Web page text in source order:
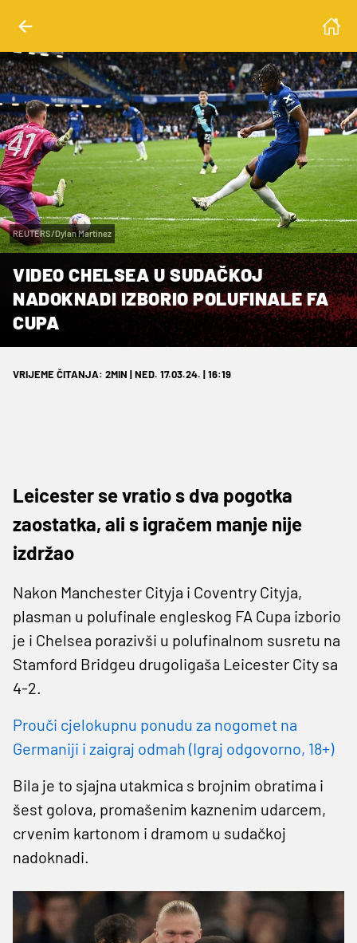
REUTERS/Dylan Martinez
VIDEO CHELSEA U SUDAČKOJ
NADOKNADI IZBORIO POLUFINALE FA
CUPA
VRIJEME ČITANJA: 2MIN | NED. 17.03.24. | 16:19
Leicester se vratio s dva pogotka
zaostatka, ali s igračem manje nije
izdržao
Nakon Manchester Cityja i Coventry Cityja,
plasman u polufinale engleskog FA Cupa izborio
je i Chelsea porazivši u polufinalnom susretu na
Stamford Bridgeu drugoligaša Leicester City sa
4-2.
Prouči cjelokupnu ponudu za nogomet na
Germaniji i zaigraj odmah (Igraj odgovorno, 18+)
Bila je to sjajna utakmica s brojnim obratima i
šest golova, promašenim kaznenim udarcem,
crvenim kartonom i dramom u sudačkoj
nadoknadi.